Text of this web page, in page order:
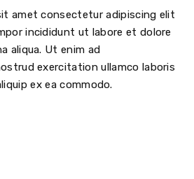
amet consectetur adipiscing elit
incididunt ut labore et dolore
aliqua. Ut enim ad
exercitation ullamco laboris
ex ea commodo.